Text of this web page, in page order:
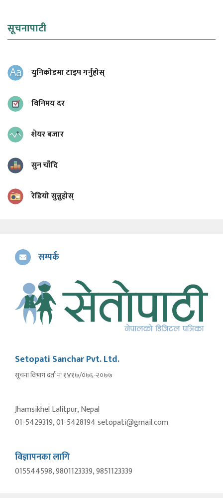
सूचनापाटी
युनिकोडमा टाइप गर्नुहोस्
विनिमय दर
शेयर बजार
सुन चाँदि
रेडियो सुन्नुहोस्
सम्पर्क
Setopati Sanchar Pvt. Ltd.
सूचना विभाग दर्ता नंः १४१७/०७६-२०७७
Jhamsikhel Lalitpur, Nepal
01-5429319, 01-5428194 setopati@gmail.com
विज्ञापनका लागि
015544598, 9801123339, 9851123339